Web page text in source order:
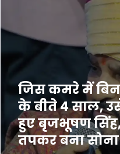
जिस कमरे में
के बीते 4 साल,
हुए बृजभूषण
तपकर बना सोना